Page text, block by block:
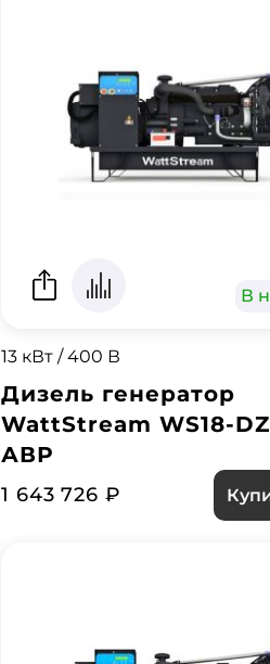
В
13 кВт / 400 В
Дизель генератор
WattStream WS18-
АВР
1 643 726 ₽